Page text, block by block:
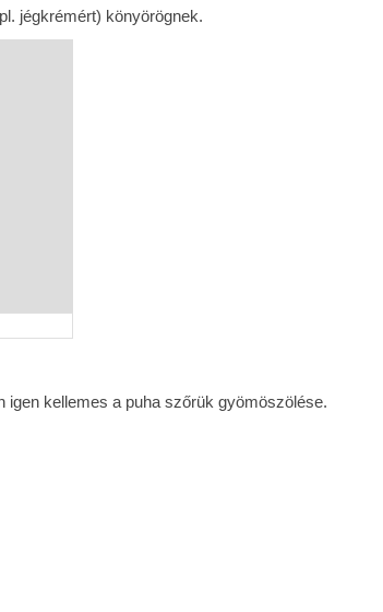
jégkrémért) könyörögnek.
igen kellemes a puha szőrük gyömöszölése.